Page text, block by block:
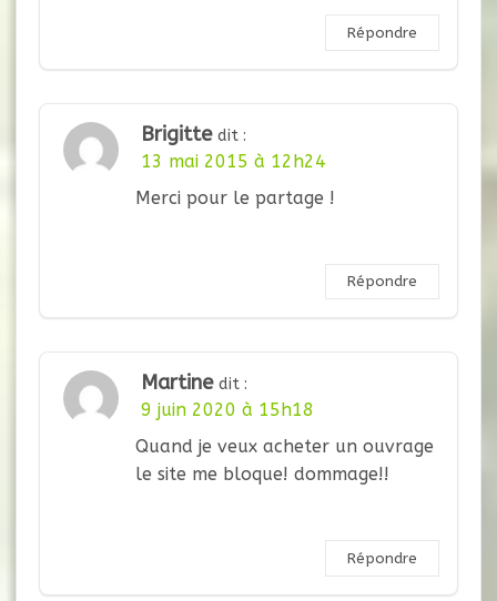
Répondre
Brigitte dit :
13 mai 2015 à 12h24
Merci pour le partage !
Répondre
Martine dit :
9 juin 2020 à 15h18
Quand je veux acheter un ouvrage
le site me bloque! dommage!!
Répondre